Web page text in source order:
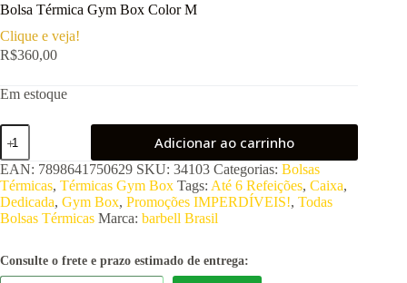
Bolsa Térmica Gym Box Color M
Clique e veja!
R$360,00
Em estoque
Bolsa
Térmica
Gym
Box
Color
M
quantidade
Adicionar ao carrinho
EAN: 7898641750629 SKU: 34103 Categorias: Bolsas
Térmicas, Térmicas Gym Box Tags: Até 6 Refeições, Caixa,
Dedicada, Gym Box, Promoções IMPERDÍVEIS!, Todas
Bolsas Térmicas Marca: barbell Brasil
Consulte o frete e prazo estimado de entrega: